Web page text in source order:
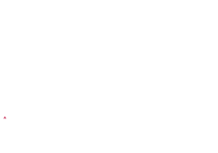
*